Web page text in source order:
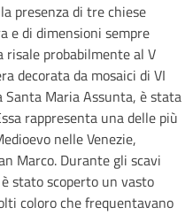
presenza di tre chiese
e di dimensioni sempre
risale probabilmente al V
decorata da mosaici di VI
Santa Maria Assunta, è stata
rappresenta una delle più
nelle Venezie,
Marco. Durante gli scavi
stato scoperto un vasto
coloro che frequentavano